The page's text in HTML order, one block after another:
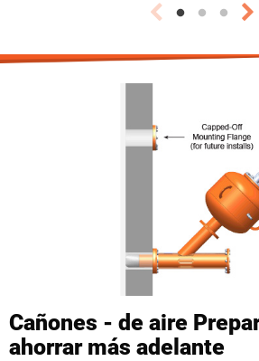
Cañones - de aire
ahorrar más adelante